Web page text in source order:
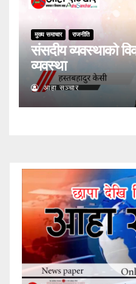
मुख्य समाचार राजनीति
संसदीय व्यवस्थाको
व्यवस्था
आहा सञ्चार